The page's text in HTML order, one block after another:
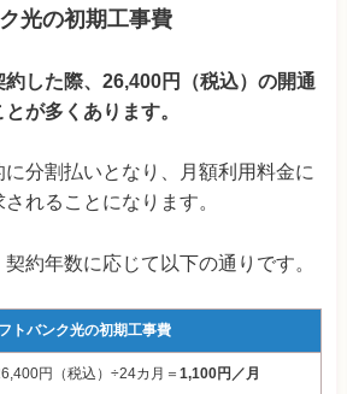
光の初期工事費
した際、26,400円（税込）の開通
が多くあります。
分割払いとなり、月額利用料金に
れることになります。
約年数に応じて以下の通りです。
トバンク光の初期工事費
円（税込）÷24カ月＝ 1,100円／月